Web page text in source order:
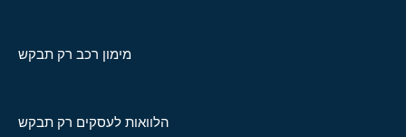
מימון רכב רק תבקש
הלוואות לעסקים רק תבקש